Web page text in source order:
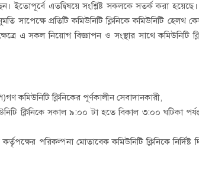
ইতোপূর্বে এতদ্বিষয়ে সংশ্লিষ্ট সকলকে সতর্ক করা হয়েছে।
সাপেক্ষে প্রতিটি কমিউনিটি ক্লিনিকে কমিউনিটি হেলথ
এ সকল নিয়োগ বিজ্ঞাপন ও সংস্থার সাথে কমিউনিটি
কমিউনিটি ক্লিনিকের পূর্ণকালীন সেবাদানকারী,
ক্লিনিকে সকাল ৯:০০ টা হতে বিকাল ৩:০০ ঘটিকা
পরিকল্পনা মোতাবেক কমিউনিটি ক্লিনিকে নির্দিষ্ট